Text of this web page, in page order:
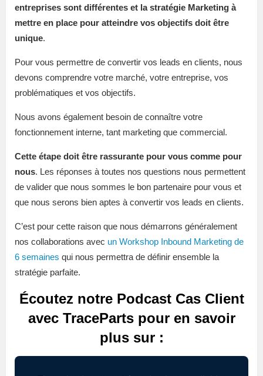
entreprises sont différentes et la stratégie Marketing à
mettre en place pour atteindre vos objectifs doit être
unique.
Pour vous permettre de convertir vos leads en clients, nous
devons comprendre votre marché, votre entreprise, vos
problématiques et vos objectifs.
Nous avons également besoin de connaître votre
fonctionnement interne, tant marketing que commercial.
Cette étape doit être rassurante pour vous comme pour
nous. Les réponses à toutes nos questions nous permettent
de valider que nous sommes le bon partenaire pour vous et
que nous serons bien aptes à convertir vos leads en clients.
C’est pour cette raison que nous démarrons généralement
nos collaborations avec un Workshop Inbound Marketing de
6 semaines qui nous permettra de définir ensemble la
stratégie parfaite.
Écoutez notre Podcast Cas Client
avec TraceParts pour en savoir
plus sur :